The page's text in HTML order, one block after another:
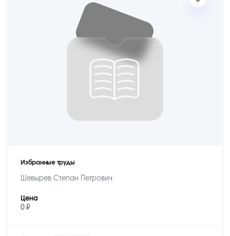
Избранные труды
Шевырев Степан Петрович
Цена
0 ₽